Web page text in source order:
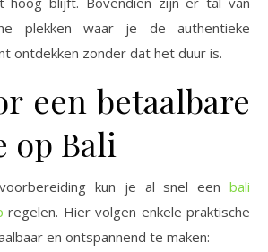
plekken waar je de authentieke
ontdekken zonder dat het duur is.
een betaalbare
op Bali
kun je al snel een bali
regelen. Hier volgen enkele praktische
en ontspannend te maken: